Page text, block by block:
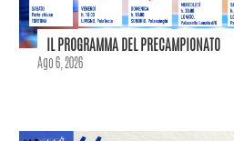
IL PROGRAMMA DEL PRECAMPIONATO
Ago 6, 2026